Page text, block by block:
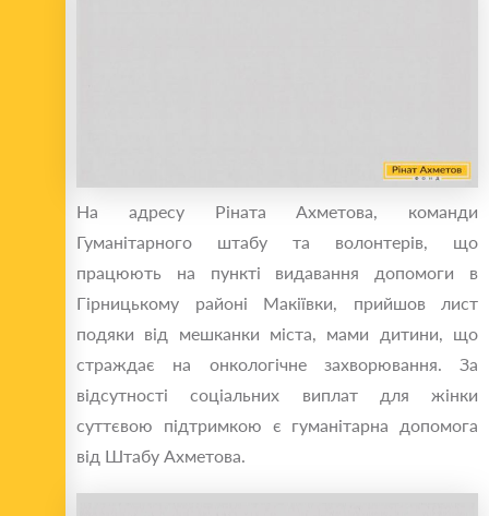
На адресу Ріната Ахметова, команди
Гуманітарного штабу та волонтерів, що
працюють на пункті видавання допомоги в
Гірницькому районі Макіївки, прийшов лист
подяки від мешканки міста, мами дитини, що
страждає на онкологічне захворювання. За
відсутності соціальних виплат для жінки
суттєвою підтримкою є гуманітарна допомога
від Штабу Ахметова.